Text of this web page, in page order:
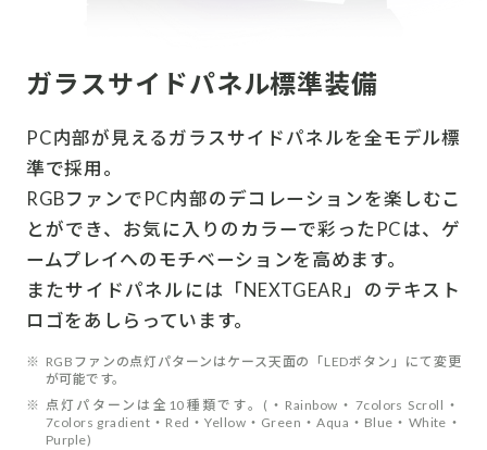
ガラスサイドパネル標準装備
PC内部が見えるガラスサイドパネルを全モデル標
準で採用。
RGBファンでPC内部のデコレーションを楽しむこ
とができ、お気に入りのカラーで彩ったPCは、ゲ
ームプレイへのモチベーションを高めます。
またサイドパネルには「NEXTGEAR」のテキスト
ロゴをあしらっています。
※ RGBファンの点灯パターンはケース天面の「LEDボタン」にて変更
が可能です。
※ 点灯パターンは全10種類です。(・Rainbow・7colors Scroll・
7colors gradient・Red・Yellow・Green・Aqua・Blue・White・
Purple)